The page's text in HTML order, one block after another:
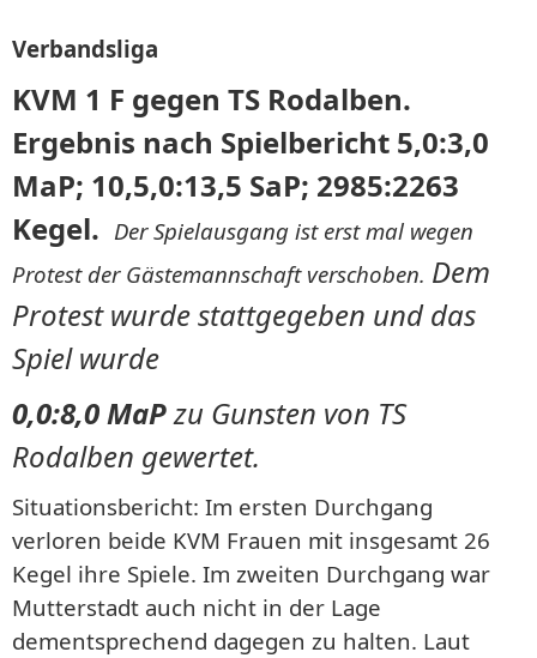
Verbandsliga
KVM 1 F gegen TS Rodalben.
Ergebnis nach Spielbericht 5,0:3,0
MaP; 10,5,0:13,5 SaP; 2985:2263
Kegel. Der Spielausgang ist erst mal wegen
Protest der Gästemannschaft verschoben. Dem
Protest wurde stattgegeben und das
Spiel wurde
0,0:8,0 MaPzu Gunsten von TS
Rodalben gewertet.
Situationsbericht: Im ersten Durchgang
verloren beide KVM Frauen mit insgesamt 26
Kegel ihre Spiele. Im zweiten Durchgang war
Mutterstadt auch nicht in der Lage
dementsprechend dagegen zu halten. Laut